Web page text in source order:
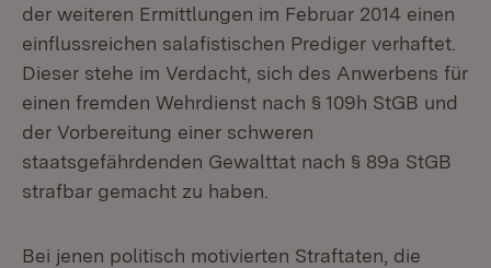
der weiteren Ermittlungen im Februar 2014 einen
einflussreichen salafistischen Prediger verhaftet.
Dieser stehe im Verdacht, sich des Anwerbens für
einen fremden Wehrdienst nach § 109h StGB und
der Vorbereitung einer schweren
staatsgefährdenden Gewalttat nach § 89a StGB
strafbar gemacht zu haben.
Bei jenen politisch motivierten Straftaten, die